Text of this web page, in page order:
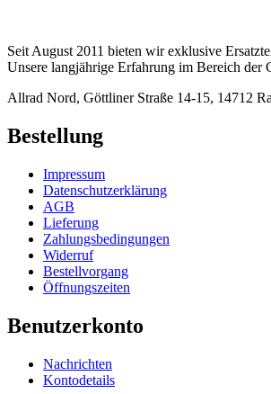
Seit August 2011 bieten wir exklusive
Unsere langjährige Erfahrung im Bereich der
Allrad Nord, Göttliner Straße 14-15, 14712
Bestellung
Impressum
Datenschutzerklärung
AGB
Lieferung
Zahlungsbedingungen
Widerruf
Bestellvorgang
Öffnungszeiten
Benutzerkonto
Nachrichten
Kontodetails